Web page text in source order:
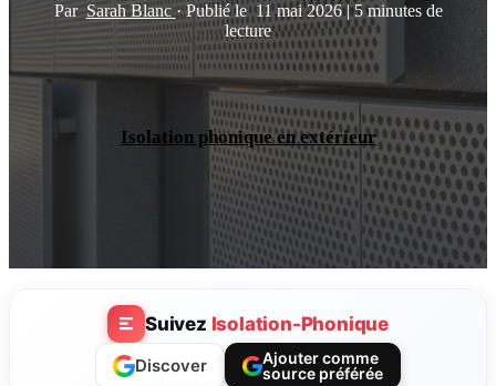
Par Sarah Blanc · Publié le11 mai 2026| 5 minutes de
lecture
Isolation phonique en extérieur
Suivez Isolation-Phonique
Discover
Ajouter comme
source préférée